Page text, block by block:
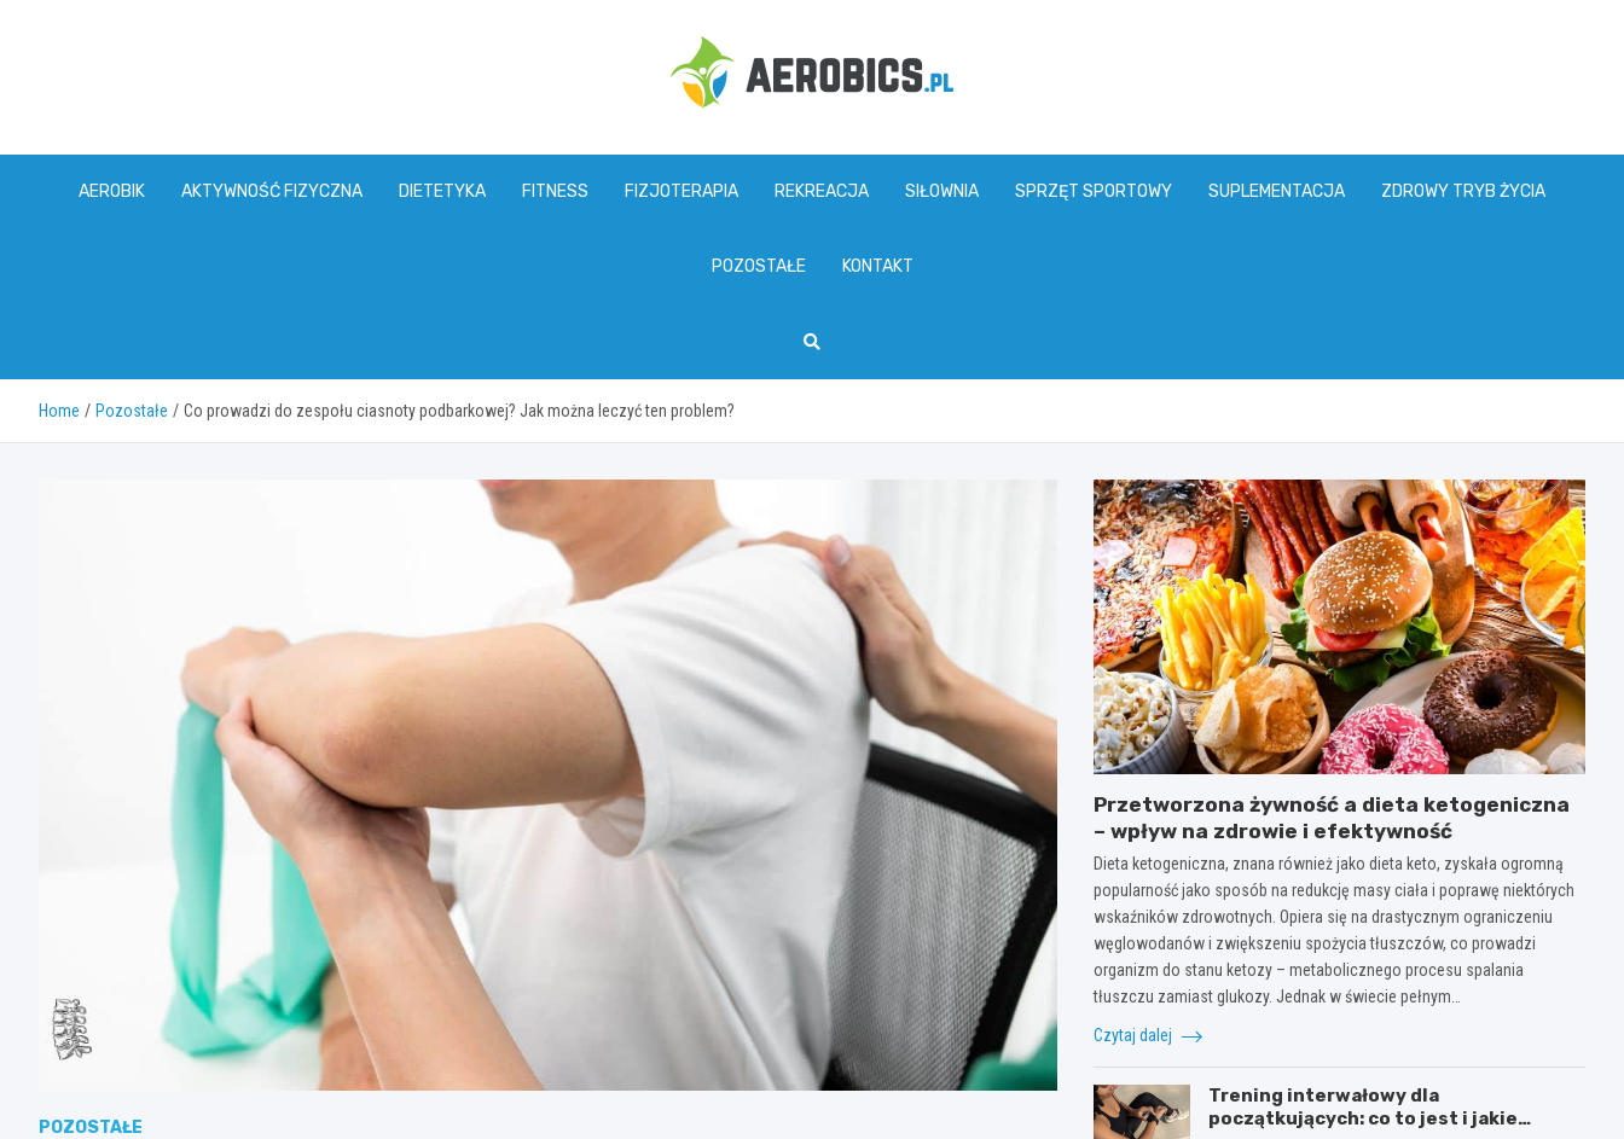
aerobics.pl
AEROBIK AKTYWNOŚĆ FIZYCZNA DIETETYKA FITNESS FIZJOTERAPIA REKREACJA SIŁOWNIA SPRZĘT SPORTOWY SUPLEMENTACJA ZDROWY TRYB ŻYCIA
POZOSTAŁE KONTAKT
Home Pozostałe Co prowadzi do zespołu ciasnoty podbarkowej? Jak można leczyć ten problem?
POZOSTAŁE
Przetworzona żywność a dieta ketogeniczna
– wpływ na zdrowie i efektywność
Dieta ketogeniczna, znana również jako dieta keto, zyskała ogromną
popularność jako sposób na redukcję masy ciała i poprawę niektórych
wskaźników zdrowotnych. Opiera się na drastycznym ograniczeniu
węglowodanów i zwiększeniu spożycia tłuszczów, co prowadzi
organizm do stanu ketozy – metabolicznego procesu spalania
tłuszczu zamiast glukozy. Jednak w świecie pełnym…
Czytaj dalej
Trening interwałowy dla
początkujących: co to jest i jakie